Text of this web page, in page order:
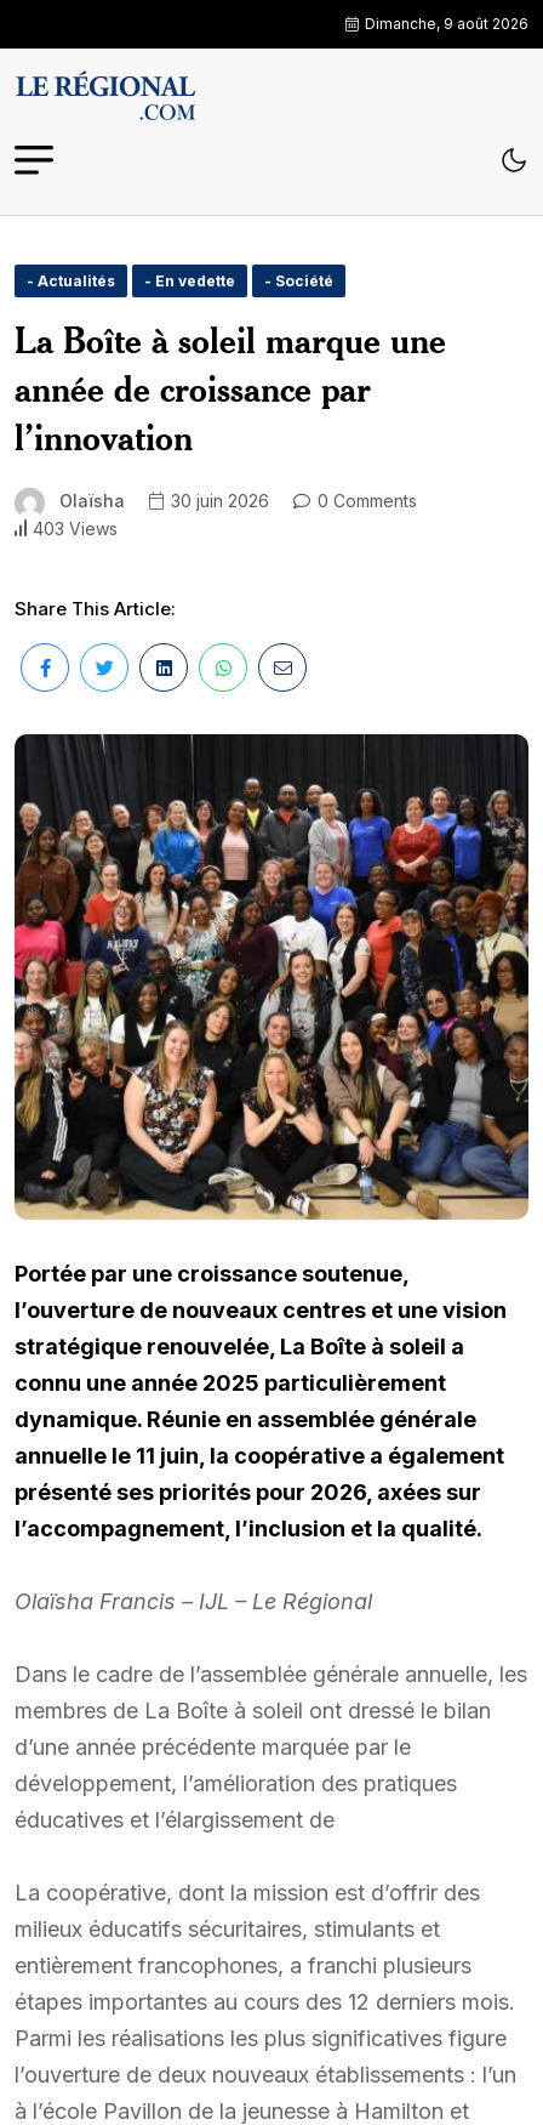
Dimanche, 9 août 2026
- Actualités - En vedette - Société
La Boîte à soleil marque une
année de croissance par
l’innovation
Olaïsha 30 juin 2026
0 Comments
403 Views
Share This Article:
Portée par une croissance soutenue,
l’ouverture de nouveaux centres et une vision
stratégique renouvelée, La Boîte à soleil a
connu une année 2025 particulièrement
dynamique. Réunie en assemblée générale
annuelle le 11 juin, la coopérative a également
présenté ses priorités pour 2026, axées sur
l’accompagnement, l’inclusion et la qualité.
Olaïsha Francis – IJL – Le Régional
Dans le cadre de l’assemblée générale annuelle, les
membres de La Boîte à soleil ont dressé le bilan
d’une année précédente marquée par le
développement, l’amélioration des pratiques
éducatives et l’élargissement de
La coopérative, dont la mission est d’offrir des
milieux éducatifs sécuritaires, stimulants et
entièrement francophones, a franchi plusieurs
étapes importantes au cours des 12 derniers mois.
Parmi les réalisations les plus significatives figure
l’ouverture de deux nouveaux établissements : l’un
à l’école Pavillon de la jeunesse à Hamilton et